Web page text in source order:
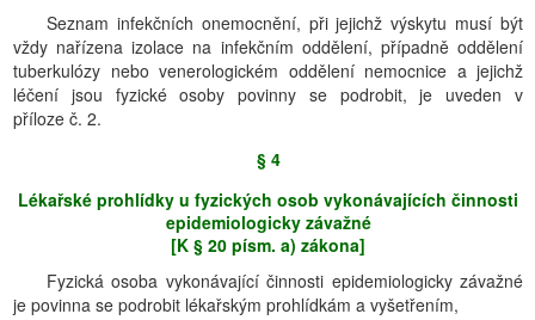
Seznam infekčních onemocnění, při jejichž výskytu musí být
vždy nařízena izolace na infekčním oddělení, případně oddělení
tuberkulózy nebo venerologickém oddělení nemocnice a jejichž
léčení jsou fyzické osoby povinny se podrobit, je uveden v
příloze č. 2.
§ 4
Lékařské prohlídky u fyzických osob vykonávajících činnosti
epidemiologicky závažné
[K § 20 písm. a) zákona]
Fyzická osoba vykonávající činnosti epidemiologicky závažné
je povinna se podrobit lékařským prohlídkám a vyšetřením,